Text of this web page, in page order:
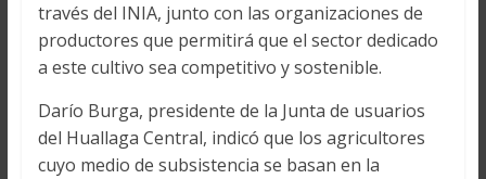
través del INIA, junto con las organizaciones de
productores que permitirá que el sector dedicado
a este cultivo sea competitivo y sostenible.
Darío Burga, presidente de la Junta de usuarios
del Huallaga Central, indicó que los agricultores
cuyo medio de subsistencia se basan en la